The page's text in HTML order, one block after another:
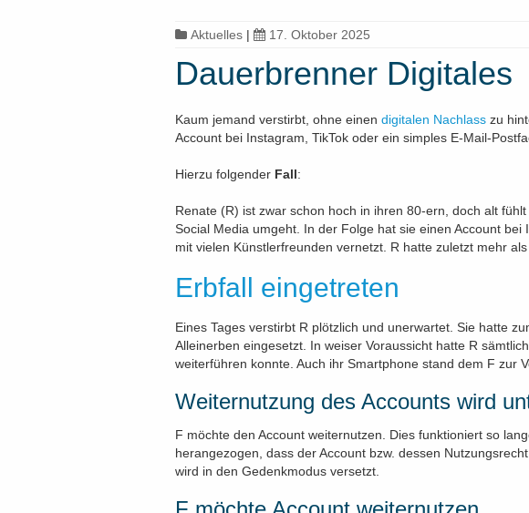
Aktuelles | 17. Oktober 2025
Dauerbrenner Digitales
Kaum jemand verstirbt, ohne einen digitalen Nachlass zu
Account bei Instagram, TikTok oder ein simples E-Mail-
Hierzu folgender Fall:
Renate (R) ist zwar schon hoch in ihren 80-ern, doch alt
Social Media umgeht. In der Folge hat sie einen Account
mit vielen Künstlerfreunden vernetzt. R hatte zuletzt mehr
Erbfall eingetreten
Eines Tages verstirbt R plötzlich und unerwartet. Sie hatte
Alleinerben eingesetzt. In weiser Voraussicht hatte R
weiterführen konnte. Auch ihr Smartphone stand dem F zur
Weiternutzung des Accounts wird
F möchte den Account weiternutzen. Dies funktioniert so
herangezogen, dass der Account bzw. dessen
wird in den Gedenkmodus versetzt.